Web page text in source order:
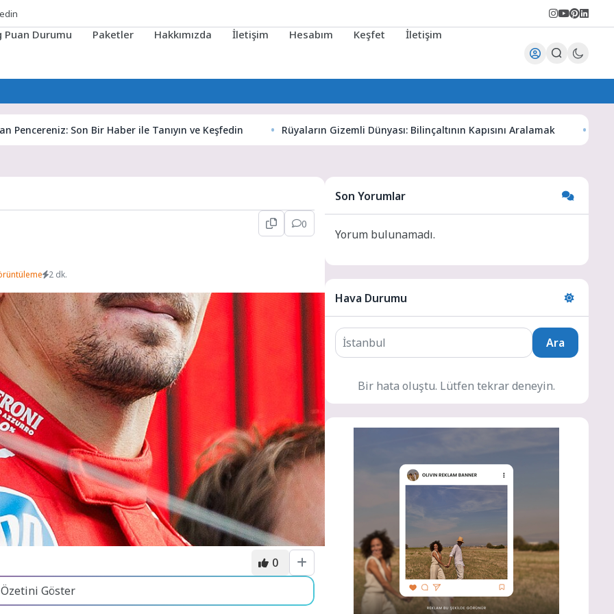
Puan Durumu Paketler Hakkımızda İletişim Hesabım Keşfet İletişim
Son Bir Haber ile Tanıyın ve Keşfedin Rüyaların Gizemli Dünyası: Bilinçaltının Kapısını Aralamak Karaman
0
2 dk.
0
Özetini Göster
Son Yorumlar
Yorum bulunamadı.
Hava Durumu
Ara
Bir hata oluştu. Lütfen tekrar deneyin.